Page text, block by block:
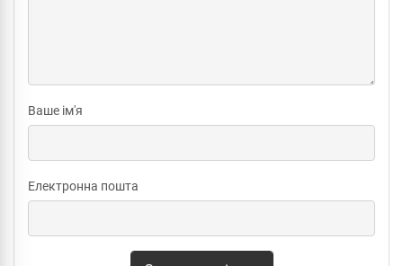
Ваше ім'я
Електронна пошта